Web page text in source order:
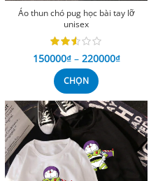
Áo thun chó pug học bài tay lỡ
unisex
150000₫ – 220000₫
CHỌN